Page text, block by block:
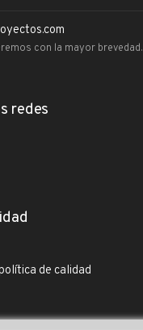
con la mayor brevedad.
redes
de calidad